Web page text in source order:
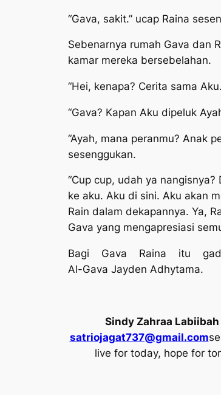
“Gava, sakit.” ucap Raina
Sebenarnya rumah Gava dan
kamar mereka bersebelahan.
“Hei, kenapa? Cerita sama
“Gava? Kapan Aku dipeluk
“Ayah, mana peranmu? Anak
sesenggukan.
“Cup cup, udah ya
ke aku. Aku di sini. Aku akan
Rain dalam dekapannya. Ya,
Gava yang mengapresiasi
Bagi Gava Raina itu gadis
Al-Gava Jayden Adhytama.
Sindy Zahraa Labiibah
satriojagat737@gmail.com
live for today, hope for